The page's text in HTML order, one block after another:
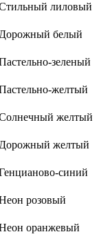
лиловый
белый
зеленый
желтый
желтый
желтый
синий
розовый
оранжевый